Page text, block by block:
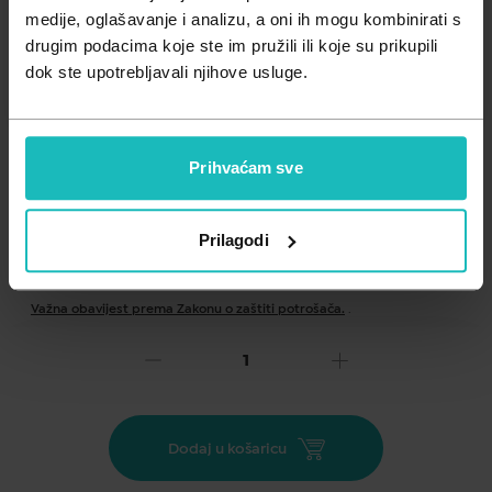
medije, oglašavanje i analizu, a oni ih mogu kombinirati s
drugim podacima koje ste im pružili ili koje su prikupili
dok ste upotrebljavali njihove usluge.
Prihvaćam sve
Prilagodi
Zdravlje muškarca
Zdravlje žene
Minerali
Probiotici i prebiotici
Dodaj na listu želja
Važna obavijest prema Zakonu o zaštiti potrošača. .
NC zadnjih 30 dana:
Akcija vrijedi do: 07.08.2026.Dodaj u košaricu